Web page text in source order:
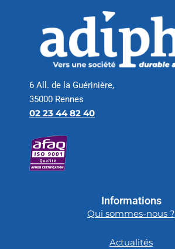
6 All. de la Guérinière,
35000 Rennes
02 23 44 82 40
Informations
Qui sommes-nous ?
Actualités